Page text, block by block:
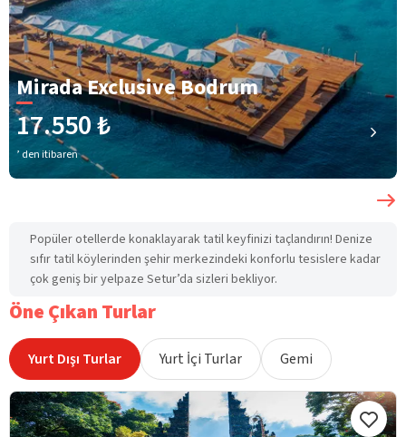
Mirada Exclusive Bodrum
17.550 ₺
’ den itibaren
Popüler otellerde konaklayarak tatil keyfinizi taçlandırın! Denize
sıfır tatil köylerinden şehir merkezindeki konforlu tesislere kadar
çok geniş bir yelpaze Setur’da sizleri bekliyor.
Öne Çıkan Turlar
Yurt Dışı Turlar Yurt İçi Turlar Gemi